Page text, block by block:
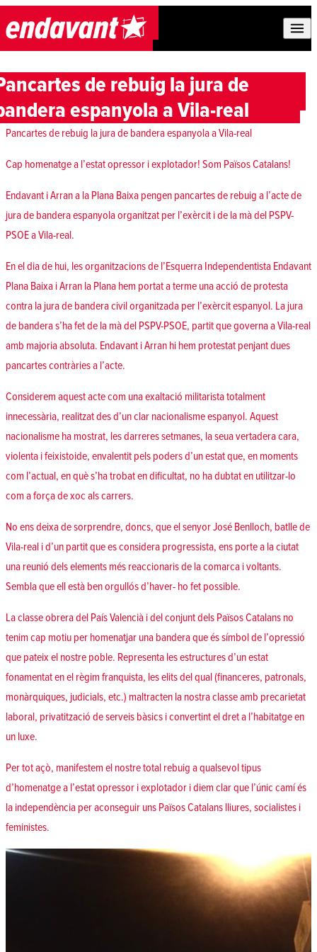
Skip to content
de rebuig la jura de
espanyola a Vila-real
Pancartes de rebuig la jura de bandera espanyola a Vila-real
Cap homenatge a l’estat opressor i explotador! Som Països Catalans!
Endavant i Arran a la Plana Baixa pengen pancartes de rebuig a l’acte de
jura de bandera espanyola organitzat per l’exèrcit i de la mà del PSPV-
PSOE a Vila-real.
En el dia de hui, les organitzacions de l’Esquerra Independentista Endavant
Plana Baixa i Arran la Plana hem portat a terme una acció de protesta
contra la jura de bandera civil organitzada per l’exèrcit espanyol. La jura
de bandera s’ha fet de la mà del PSPV-PSOE, partit que governa a Vila-real
amb majoria absoluta. Endavant i Arran hi hem protestat penjant dues
pancartes contràries a l’acte.
Considerem aquest acte com una exaltació militarista totalment
innecessària, realitzat des d’un clar nacionalisme espanyol. Aquest
nacionalisme ha mostrat, les darreres setmanes, la seua vertadera cara,
violenta i feixistoide, envalentit pels poders d’un estat que, en moments
com l’actual, en què s’ha trobat en dificultat, no ha dubtat en utilitzar-lo
com a força de xoc als carrers.
No ens deixa de sorprendre, doncs, que el senyor José Benlloch, batlle de
Vila-real i d’un partit que es considera progressista, ens porte a la ciutat
una reunió dels elements més reaccionaris de la comarca i voltants.
Sembla que ell està ben orgullós d’haver- ho fet possible.
La classe obrera del País Valencià i del conjunt dels Països Catalans no
tenim cap motiu per homenatjar una bandera que és símbol de l’opressió
que pateix el nostre poble. Representa les estructures d’un estat
fonamentat en el règim franquista, les elits del qual (financeres, patronals,
monàrquiques, judicials, etc.) maltracten la nostra classe amb precarietat
laboral, privatització de serveis bàsics i convertint el dret a l’habitatge en
un luxe.
Per tot açò, manifestem el nostre total rebuig a qualsevol tipus
d’homenatge a l’estat opressor i explotador i diem clar que l’únic camí és
la independència per aconseguir uns Països Catalans lliures, socialistes i
feministes.